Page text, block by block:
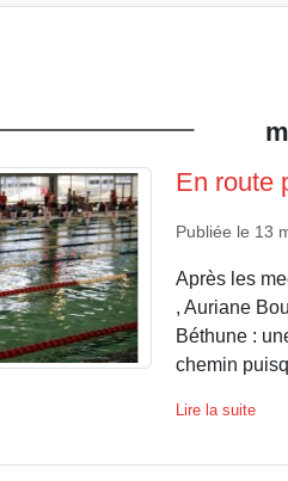
En route
Publiée le 13
Après les
, Auriane
Béthune :
chemin
Lire la suite